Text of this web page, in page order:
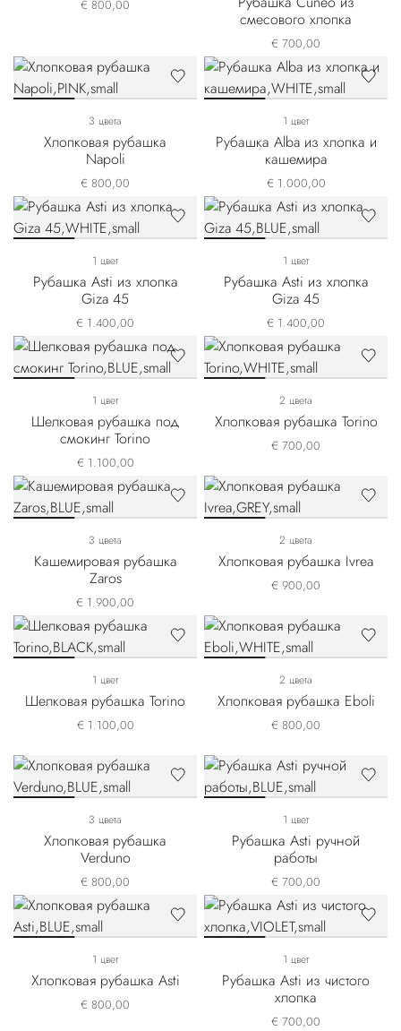
€ 800,00
смесового хлопка
€ 700,00
3 цвета
Хлопковая рубашка
Napoli
€ 800,00
1 цвет
Рубашка Alba из хлопка и
кашемира
€ 1.000,00
1 цвет
Рубашка Asti из хлопка
Giza 45
€ 1.400,00
1 цвет
Рубашка Asti из хлопка
Giza 45
€ 1.400,00
1 цвет
Шелковая рубашка под
смокинг Torino
€ 1.100,00
2 цвета
Хлопковая рубашка Torino
€ 700,00
3 цвета
Кашемировая рубашка
Zaros
€ 1.900,00
2 цвета
Хлопковая рубашка Ivrea
€ 900,00
1 цвет
Шелковая рубашка Torino
€ 1.100,00
2 цвета
Хлопковая рубашка Eboli
€ 800,00
3 цвета
Хлопковая рубашка
Verduno
€ 800,00
1 цвет
Рубашка Asti ручной
работы
€ 700,00
1 цвет
Хлопковая рубашка Asti
€ 800,00
1 цвет
Рубашка Asti из чистого
хлопка
€ 700,00